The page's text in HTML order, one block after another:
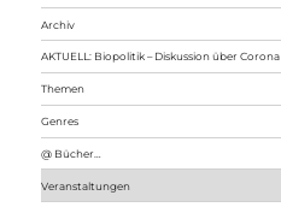
Archiv
AKTUELL: Biopolitik – Diskussion über Corona
Themen
Genres
@ Bücher…
Veranstaltungen